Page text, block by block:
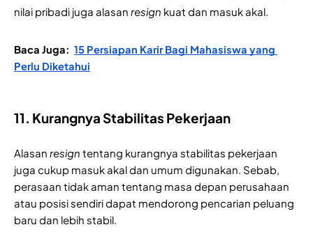
nilai pribadi juga alasan resign kuat dan masuk akal.
Baca Juga: 15 Persiapan Karir Bagi Mahasiswa yang
Perlu Diketahui
11. Kurangnya Stabilitas Pekerjaan
Alasan resign tentang kurangnya stabilitas pekerjaan
juga cukup masuk akal dan umum digunakan. Sebab,
perasaan tidak aman tentang masa depan perusahaan
atau posisi sendiri dapat mendorong pencarian peluang
baru dan lebih stabil.